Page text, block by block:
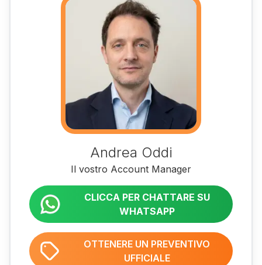
Andrea Oddi
Il vostro Account Manager
CLICCA PER CHATTARE SU
WHATSAPP
OTTENERE UN PREVENTIVO
UFFICIALE